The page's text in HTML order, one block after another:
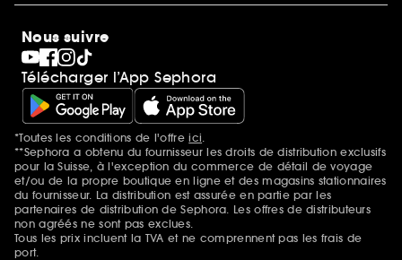
SEPHORA Prize
Clean at Sephora
Pride
Nous suivre
Télécharger l’App Sephora
Mentions additionnelles
*Toutes les conditions de l'offreici.
**Sephora a obtenu du fournisseur les droits de distribution exclusifs
pour la Suisse, à l'exception du commerce de détail de voyage
et/ou de la propre boutique en ligne et des magasins stationnaires
du fournisseur. La distribution est assurée en partie par les
partenaires de distribution de Sephora. Les offres de distributeurs
non agréés ne sont pas exclues.
Tous les prix incluent la TVA et ne comprennent pas les frais de
port.